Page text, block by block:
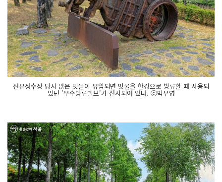
선유정수장 당시 많은 빗물이 유입되면 빗물을 한강으로 방류할 때 사용되
었던 '우수방류밸브'가 전시되어 있다. ⓒ박우영